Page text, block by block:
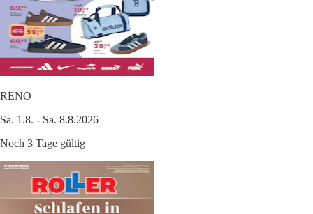
RENO
Sa. 1.8. - Sa. 8.8.2026
Noch 3 Tage gültig